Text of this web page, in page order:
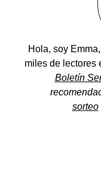
Hola, soy
miles de lectores
Boletín
sorteo